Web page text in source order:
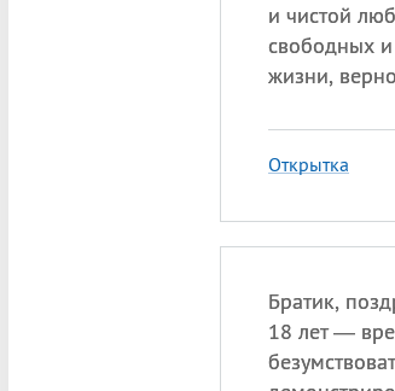
и чистой
свободных
жизни,
Открытка
Братик,
18 лет —